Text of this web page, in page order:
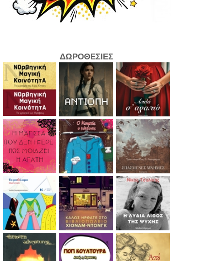
ΔΩΡΟΘΕΣΙΕΣ